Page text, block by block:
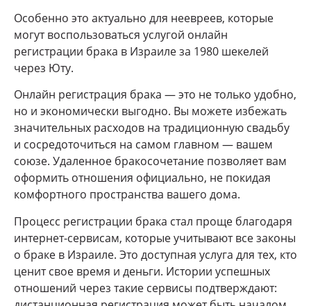
Особенно это актуально для неевреев, которые
могут воспользоваться услугой онлайн
регистрации брака в Израиле за 1980 шекелей
через Юту.
Онлайн регистрация брака — это не только удобно,
но и экономически выгодно. Вы можете избежать
значительных расходов на традиционную свадьбу
и сосредоточиться на самом главном — вашем
союзе. Удаленное бракосочетание позволяет вам
оформить отношения официально, не покидая
комфортного пространства вашего дома.
Процесс регистрации брака стал проще благодаря
интернет-сервисам, которые учитывают все законы
о браке в Израиле. Это доступная услуга для тех, кто
ценит свое время и деньги. Истории успешных
отношений через такие сервисы подтверждают: